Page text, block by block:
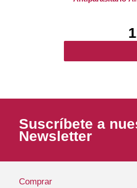
Suscríbete a
Newsletter
Comprar